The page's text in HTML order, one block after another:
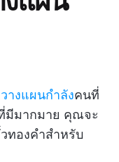
างแผนกำลังคนที่
มีมากมาย คุณจะ
ทองคำสำหรับ